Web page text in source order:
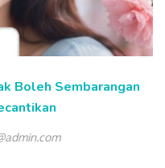
Boleh Sembarangan